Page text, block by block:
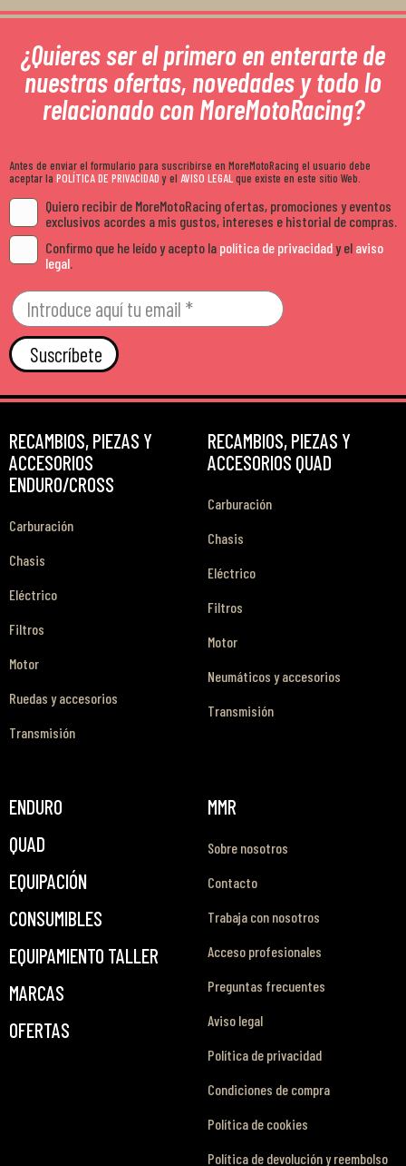
¿Quieres ser el primero en enterarte de
nuestras ofertas, novedades y todo lo
relacionado con MoreMotoRacing?
Antes de enviar el formulario para suscribirse en MoreMotoRacing el usuario debe
aceptar la POLÍTICA DE PRIVACIDADy el AVISO LEGALque existe en este sitio Web.
Quiero recibir de MoreMotoRacing ofertas, promociones y eventos
exclusivos acordes a mis gustos, intereses e historial de compras.
Confirmo que he leído y acepto la política de privacidady el aviso
legal.
Suscríbete
RECAMBIOS, PIEZAS Y
ACCESORIOS
ENDURO/CROSS
Carburación
Chasis
Eléctrico
Filtros
Motor
Ruedas y accesorios
Transmisión
RECAMBIOS, PIEZAS Y
ACCESORIOS QUAD
Carburación
Chasis
Eléctrico
Filtros
Motor
Neumáticos y accesorios
Transmisión
ENDURO
QUAD
EQUIPACIÓN
CONSUMIBLES
EQUIPAMIENTO TALLER
MARCAS
OFERTAS
MMR
Sobre nosotros
Contacto
Trabaja con nosotros
Acceso profesionales
Preguntas frecuentes
Aviso legal
Política de privacidad
Condiciones de compra
Política de cookies
Política de devolución y reembolso